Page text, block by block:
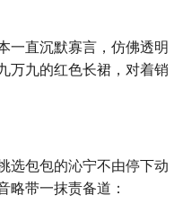
一直沉默寡言，仿佛透明
万九的红色长裙，对着销
选包包的沁宁不由停下动
略带一抹责备道：